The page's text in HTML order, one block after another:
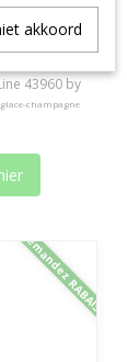
43960 by
champagne
Demandez RABAIS
akkoord